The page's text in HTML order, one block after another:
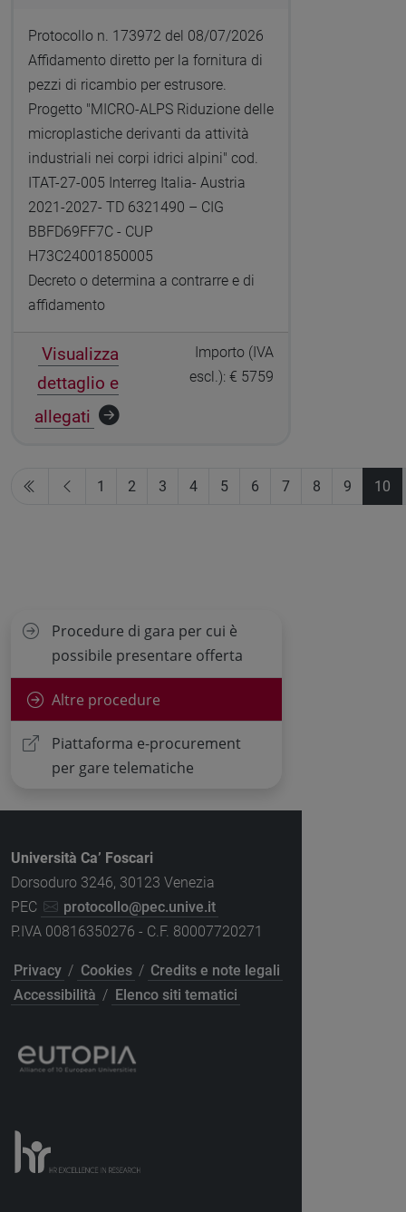
Protocollo n. 173972 del 08/07/2026
Affidamento diretto per la fornitura di
pezzi di ricambio per estrusore.
Progetto "MICRO-ALPS Riduzione delle
microplastiche derivanti da attività
industriali nei corpi idrici alpini" cod.
ITAT-27-005 Interreg Italia- Austria
2021-2027- TD 6321490 – CIG
BBFD69FF7C - CUP
H73C24001850005
Decreto o determina a contrarre e di
affidamento
Visualizza
dettaglio e
allegati
Importo (IVA
escl.): € 5759
1 2 3 4 5 6 7 8 9 10
Procedure di gara per cui è
possibile presentare offerta
Altre procedure
Piattaforma e-procurement
per gare telematiche
Università Ca’ Foscari
Dorsoduro 3246, 30123 Venezia
PEC
protocollo@pec.unive.it
P.IVA 00816350276 - C.F. 80007720271
Privacy / Cookies / Credits e note legali
Accessibilità / Elenco siti tematici